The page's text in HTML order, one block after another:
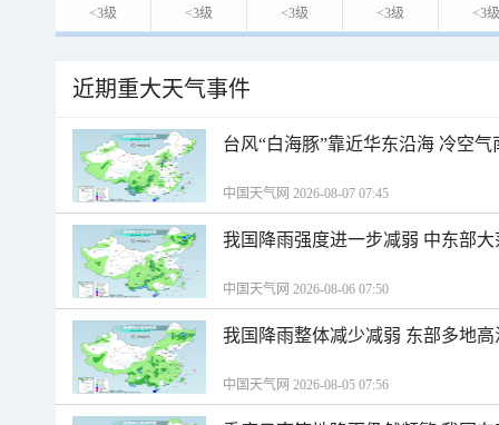
<3级 <3级 <3级 <3级 <3级
近期重大天气事件
台风“白海豚”靠近华东沿海 冷空
中国天气网 2026-08-07 07:45
我国降雨强度进一步减弱 中东部
中国天气网 2026-08-06 07:50
我国降雨整体减少减弱 东部多地
中国天气网 2026-08-05 07:56